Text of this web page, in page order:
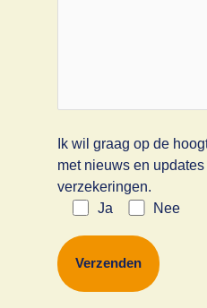
Ik wil graag op de
met nieuws en
verzekeringen.
Ja
Nee